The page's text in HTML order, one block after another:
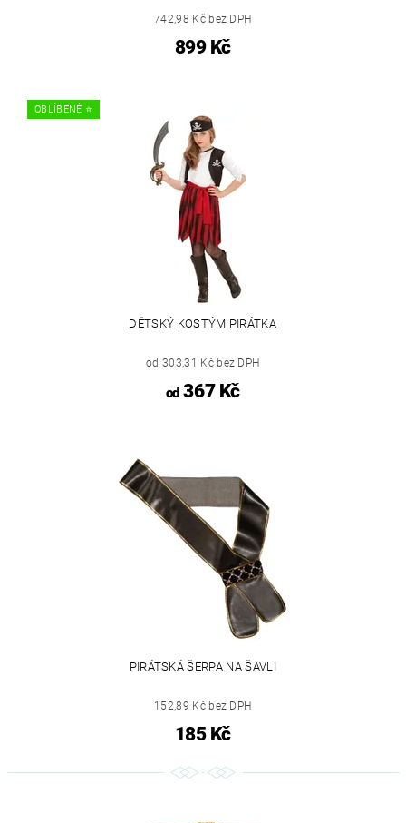
742,98 Kč bez DPH
899 Kč
OBLÍBENÉ ⭐️
DĚTSKÝ KOSTÝM PIRÁTKA
od 303,31 Kč bez DPH
od367 Kč
PIRÁTSKÁ ŠERPA NA ŠAVLI
152,89 Kč bez DPH
185 Kč